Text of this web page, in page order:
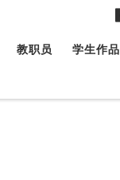
教职员 学生作品